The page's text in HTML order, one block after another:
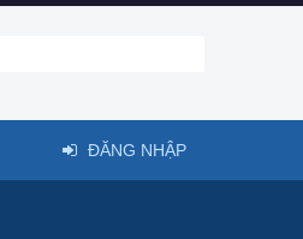
ĐĂNG NHẬP